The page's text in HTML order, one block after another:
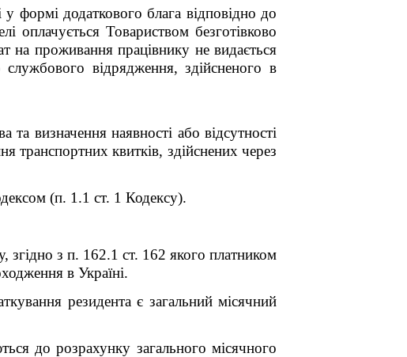
формі додаткового блага відповідно до
Товариством безготівково
на проживання працівнику не видається
відрядження, здійсненого в
визначення наявності або відсутності
транспортних квитків, здійснених через
(п. 1.1 ст. 1 Кодексу).
згідно з п. 162.1 ст. 162 якого платником
в Україні.
резидента є загальний місячний
до розрахунку загального місячного